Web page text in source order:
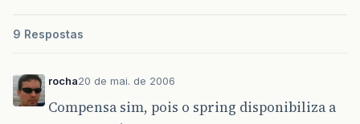
9 Respostas
rocha20 de mai. de 2006
Compensa sim, pois o spring disponibiliza a